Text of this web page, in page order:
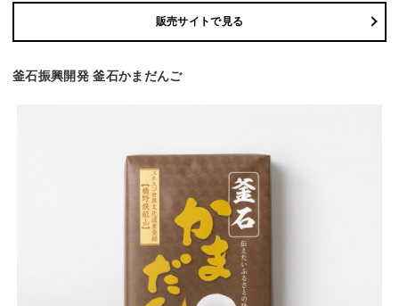
販売サイトで見る
釜石振興開発 釜石かまだんご